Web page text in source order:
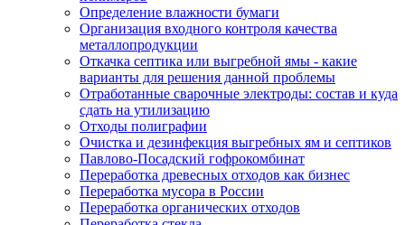
Определение влажности бумаги
Организация входного контроля качества
металлопродукции
Откачка септика или выгребной ямы - какие
варианты для решения данной проблемы
Отработанные сварочные электроды: состав и куда
сдать на утилизацию
Отходы полиграфии
Очистка и дезинфекция выгребных ям и септиков
Павлово-Посадский гофрокомбинат
Переработка древесных отходов как бизнес
Переработка мусора в России
Переработка органических отходов